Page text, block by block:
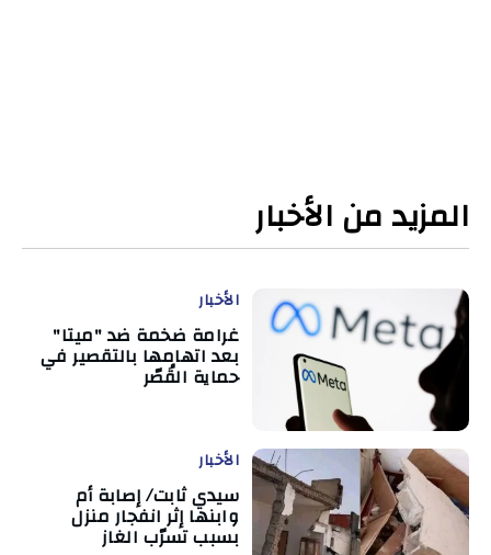
المزيد من الأخبار
الأخبار
غرامة ضخمة ضد "ميتا"
بعد اتهامها بالتقصير في
حماية القُصّر
الأخبار
سيدي ثابت/ إصابة أم
وابنها إثر انفجار منزل
بسبب تسرّب الغاز